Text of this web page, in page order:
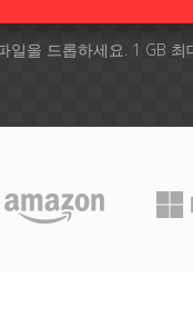
일을 드롭하세요. 1 GB 최